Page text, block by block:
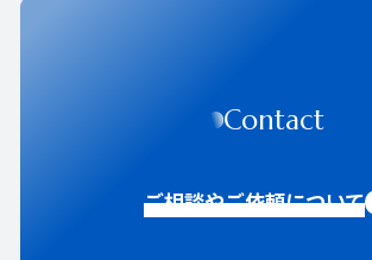
Contact
ご相談やご依頼について